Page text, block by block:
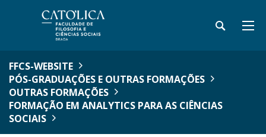
FFCS-WEBSITE
PÓS-GRADUAÇÕES E OUTRAS FORMAÇÕES
OUTRAS FORMAÇÕES
FORMAÇÃO EM ANALYTICS PARA AS CIÊNCIAS
SOCIAIS